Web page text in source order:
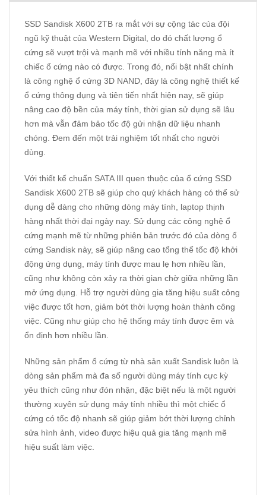
SSD Sandisk X600 2TB ra mắt với sự cộng tác của đội
ngũ kỹ thuật của Western Digital, do đó chất lượng ổ
cứng sẽ vượt trội và mạnh mẽ với nhiều tính năng mà ít
chiếc ổ cứng nào có được. Trong đó, nổi bật nhất chính
là công nghệ ổ cứng 3D NAND, đây là công nghệ thiết kế
ổ cứng thông dụng và tiên tiến nhất hiện nay, sẽ giúp
nâng cao độ bền của máy tính, thời gian sử dụng sẽ lâu
hơn mà vẫn đảm bảo tốc độ gửi nhận dữ liệu nhanh
chóng. Đem đến một trải nghiệm tốt nhất cho người
dùng.
Với thiết kế chuẩn SATA III quen thuộc của ổ cứng SSD
Sandisk X600 2TB sẽ giúp cho quý khách hàng có thể sử
dụng dễ dàng cho những dòng máy tính, laptop thịnh
hàng nhất thời đại ngày nay. Sử dụng các công nghệ ổ
cứng mạnh mẽ từ những phiên bản trước đó của dòng ổ
cứng Sandisk này, sẽ giúp nâng cao tổng thể tốc độ khởi
động ứng dụng, máy tính được mau lẹ hơn nhiều lần,
cũng như không còn xảy ra thời gian chờ giữa những lần
mở ứng dụng. Hỗ trợ người dùng gia tăng hiệu suất công
việc được tốt hơn, giảm bớt thời lượng hoàn thành công
việc. Cũng như giúp cho hệ thống máy tính được êm và
ổn định hơn nhiều lần.
Những sản phẩm ổ cứng từ nhà sản xuất Sandisk luôn là
dòng sản phẩm mà đa số người dùng máy tính cực kỳ
yêu thích cũng như đón nhận, đặc biệt nếu là một người
thường xuyên sử dụng máy tính nhiều thì một chiếc ổ
cứng có tốc độ nhanh sẽ giúp giảm bớt thời lượng chỉnh
sửa hình ảnh, video được hiệu quả gia tăng mạnh mẽ
hiệu suất làm việc.